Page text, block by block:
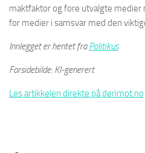
maktfaktor og fore utvalgte medier
for medier i samsvar med den
Innlegget er hentet fraPolitikus
Forsidebilde: KI-generert
Les artikkelen direkte på derimot.no